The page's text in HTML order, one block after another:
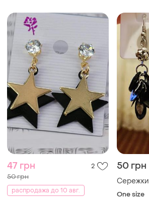
47 грн 2
50 грн
распродажа до 10 авг.
50 грн
Сережки
One size